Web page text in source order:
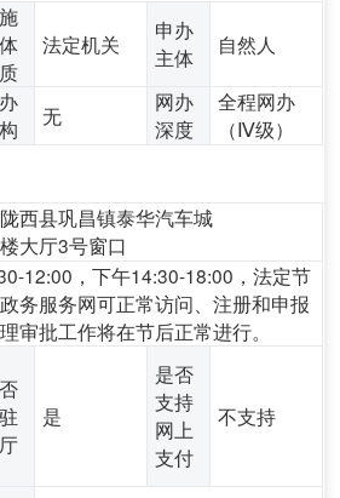
法定机关
申办
主体
自然人
无
网办
深度
全程网办
（Ⅳ级）
西县巩昌镇泰华汽车城
大厅3号窗口
12:00，下午14:30-18:00，法定节
务服务网可正常访问、注册和申报
审批工作将在节后正常进行。
是
是否
支持
网上
支付
不支持